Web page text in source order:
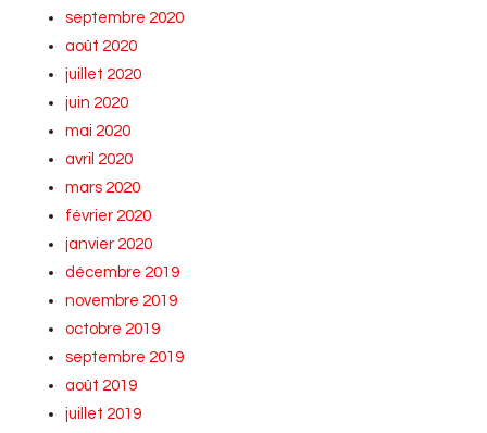
septembre 2020
août 2020
juillet 2020
juin 2020
mai 2020
avril 2020
mars 2020
février 2020
janvier 2020
décembre 2019
novembre 2019
octobre 2019
septembre 2019
août 2019
juillet 2019